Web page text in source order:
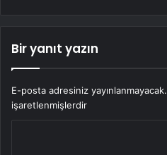
Bir yanıt yazın
E-posta adresiniz yayınlanmayacak.
işaretlenmişlerdir